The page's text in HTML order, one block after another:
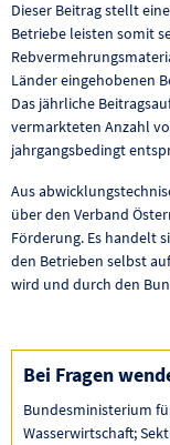
Dieser Beitrag stellt
Betriebe leisten somit
Länder eingehobenen
Das jährliche
vermarkteten Anzahl
jahrgangsbedingt
Aus
über den Verband
Förderung. Es handelt
den Betrieben selbst
wird und durch den
Bei Fragen
Bundesministerium
Wasserwirtschaft;